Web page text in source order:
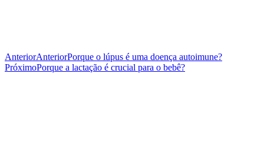
AnteriorAnteriorPorque o lúpus é uma doença autoimune?
PróximoPorque a lactação é crucial para o bebê?